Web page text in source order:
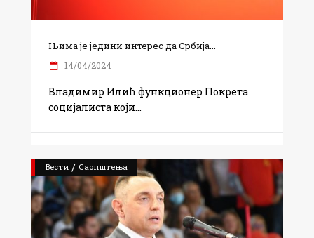
Њима је једини интерес да Србија...
14/04/2024
Владимир Илић функционер Покрета
социјалиста који
Вести / Саопштења